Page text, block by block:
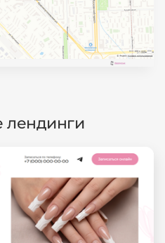
лендинги